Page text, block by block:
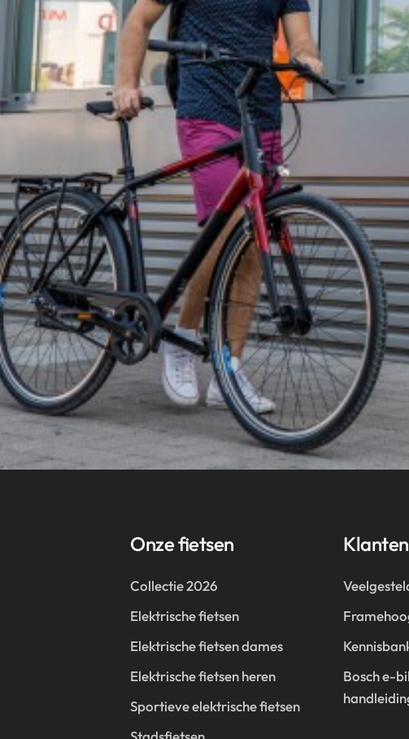
Onze fietsen
Collectie 2026
Elektrische fietsen
Elektrische fietsen dames
Elektrische fietsen heren
Sportieve elektrische fietsen
Bosch e-